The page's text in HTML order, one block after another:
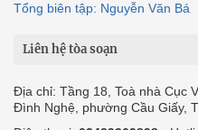
Tổng biên tập: Nguyễn Văn Bá
Liên hệ tòa soạn
Địa chỉ: Tầng 18, Toà nhà Cục
Đình Nghệ, phường Cầu Giấy,